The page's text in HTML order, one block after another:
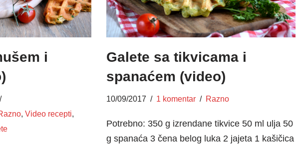
i
, Video recepti,
Galete sa tikvicama i
spanaćem (video)
10/09/2017 1 komentar Razno
Potrebno: 350 g izrendane tikvice 50 ml ulja 50
g spanaća 3 čena belog luka 2 jajeta 1 kašičica